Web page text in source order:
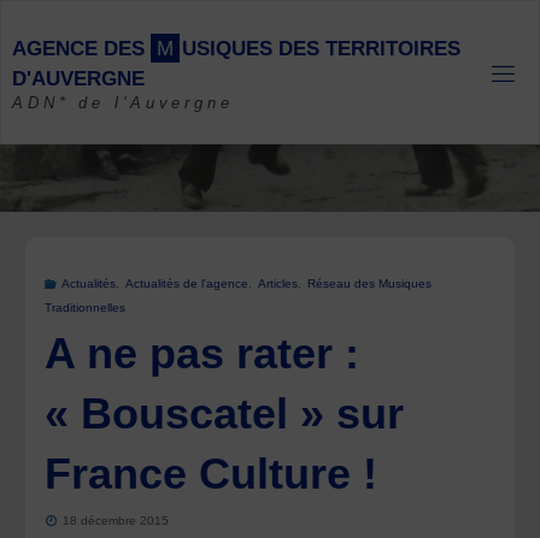
content
AGENCE DES M USIQUES DES TERRITOIRES
D'AUVERGNE
ADN* de l'Auvergne
Actualités Actualités de l'agence Articles
Réseau des Musiques
Traditionnelles
A ne pas rater :
« Bouscatel » sur
France Culture !
18 décembre 2015